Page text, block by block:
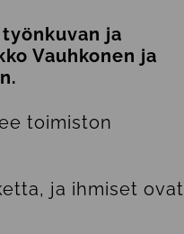
ja
Vauhkonen ja
toimiston
ja ihmiset ovat